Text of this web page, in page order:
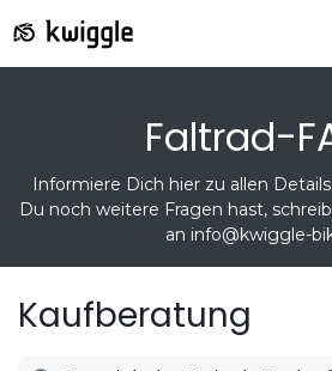
Faltrad-
Informiere Dich hier zu allen
Du noch weitere Fragen hast,
an info@kwiggle-
Kaufberatung